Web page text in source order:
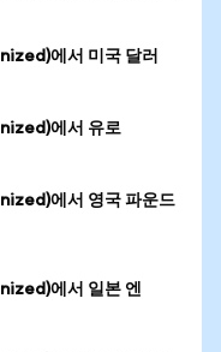
에서 미국 달러
에서 유로
에서 영국 파운드
에서 일본 엔